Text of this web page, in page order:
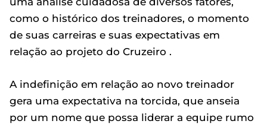
como o histórico dos treinadores, o momento
de suas carreiras e suas expectativas em
relação ao projeto do Cruzeiro .
A indefinição em relação ao novo treinador
gera uma expectativa na torcida, que anseia
por um nome que possa liderar a equipe rumo